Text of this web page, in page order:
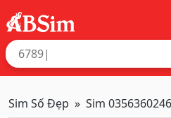
Sim Số Đẹp Sim 0356360246